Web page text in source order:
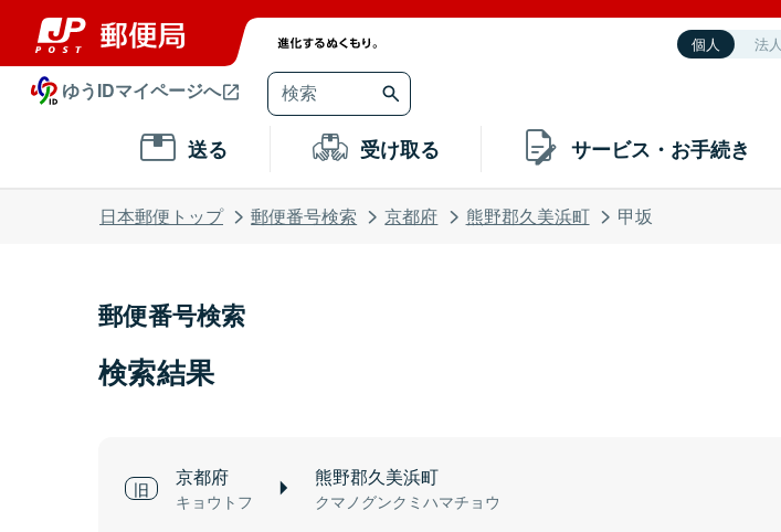
個人 法人
ゆうIDマイページへ
送る 受け取る サービス・お手続き
日本郵便トップ 郵便番号検索 京都府 熊野郡久美浜町 甲坂
郵便番号検索
検索結果
京都府
キョウトフ
熊野郡久美浜町
クマノグンクミハマチョウ